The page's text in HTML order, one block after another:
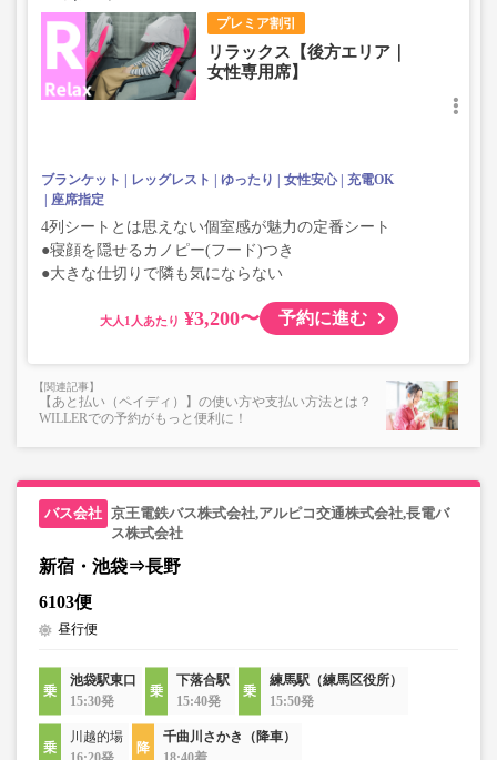
プレミア割引
リラックス【後方エリア｜
女性専用席】
ブランケット レッグレスト ゆったり 女性安心
充電OK
座席指定
4列シートとは思えない個室感が魅力の定番シート
●寝顔を隠せるカノピー(フード)つき
●大きな仕切りで隣も気にならない
大人 ¥3,200〜 予約に進む
【あと払い（ペイディ）】の使い方や支払い方法とは？
WILLERでの予約がもっと便利に！
京王電鉄バス株式会社,アルピコ交通株式会社,長電バ
ス株式会社
新宿・池袋⇒長野
6103便
昼行便
池袋駅東口
15:30発
下落合駅
15:40発
練馬駅（練馬区役所）
15:50発
川越的場
千曲川さかき（降車）